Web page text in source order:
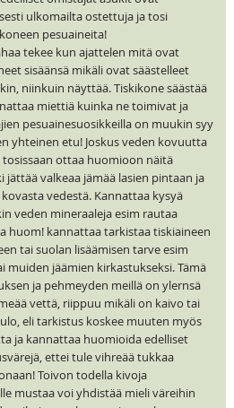
ulkomailta ostettuja ja tosi
pesuaineita!
tekee kun ajattelen mitä ovat
sisäänsä mikäli ovat säästelleet
niinkuin näyttää. Tiskikone säästää
miettiä kuinka ne toimivat ja
pesuainesuosikkeilla on muukin syy
yhteinen etu! Joskus veden kovuutta
ottaa huomioon näitä
jättää valkeaa jämää lasien pintaan ja
vedestä. Kannattaa kysyä
veden mineraaleja esim rautaa
huom! kannattaa tarkistaa tiskiaineen
tai suolan lisäämisen tarve esim
muiden jäämien kirkastukseksi. Tämä
ja pehmeyden meillä on ylernsä
vettä, riippuu mikäli on kaivo tai
eli tarkistus koskee muuten myös
ja kannattaa huomioida edelliset
ettei tule vihreää tukkaa
Toivon todella kivoja
mustaa voi yhdistää mieli väreihin